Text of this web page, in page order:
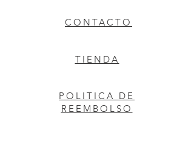
CONTACTO
TIENDA
POLITICA DE
REEMBOLSO